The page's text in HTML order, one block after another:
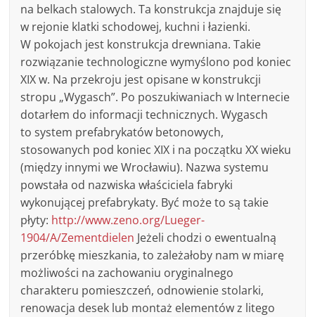
na belkach stalowych. Ta konstrukcja znajduje się
w rejonie klatki schodowej, kuchni i łazienki.
W pokojach jest konstrukcja drewniana. Takie
rozwiązanie technologiczne wymyślono pod koniec
XIX w. Na przekroju jest opisane w konstrukcji
stropu „Wygasch”. Po poszukiwaniach w Internecie
dotarłem do informacji technicznych. Wygasch
to system prefabrykatów betonowych,
stosowanych pod koniec XIX i na początku XX wieku
(między innymi we Wrocławiu). Nazwa systemu
powstała od nazwiska właściciela fabryki
wykonującej prefabrykaty. Być może to są takie
płyty: http://www.zeno.org/Lueger-
1904/A/Zementdielen Jeżeli chodzi o ewentualną
przeróbkę mieszkania, to zależałoby nam w miarę
możliwości na zachowaniu oryginalnego
charakteru pomieszczeń, odnowienie stolarki,
renowacja desek lub montaż elementów z litego